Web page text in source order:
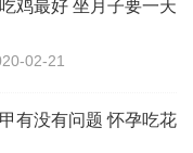
胎动加速，又忽然
鸡最好 坐月子要一天
02-21
有没有问题 怀孕吃花